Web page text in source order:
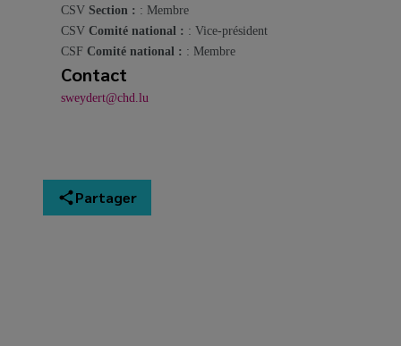
CSV Section : : Membre
CSV Comité national : : Vice-président
CSF Comité national : : Membre
Contact
sweydert@chd.lu
Partager